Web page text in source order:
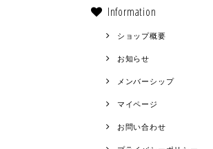
Information
ショップ概要
お知らせ
メンバーシップ
マイページ
お問い合わせ